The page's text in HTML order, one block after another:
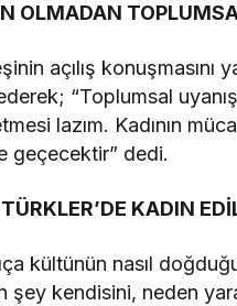
OLMADAN
açılış
“Toplumsal
lazım. Kadının
geçecektir” dedi.
KADIN
kültünün nasıl
şey kendisini, neden